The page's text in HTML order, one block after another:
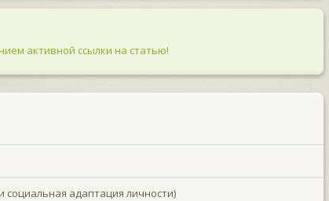
активной ссылки на статью!
адаптация личности)